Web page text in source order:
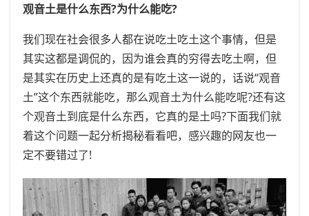
观音土是什么东西?为什么能吃?
我们现在社会很多人都在说吃土吃土这个事情，但是
其实这都是调侃的，因为谁会真的穷得去吃土啊，但
是其实在历史上还真的是有吃土这一说的，话说“观音
土”这个东西就能吃，那么观音土为什么能吃呢?还有这
个观音土到底是什么东西，它真的是土吗?下面我们就
着这个问题一起分析揭秘看看吧，感兴趣的网友也一
定不要错过了!